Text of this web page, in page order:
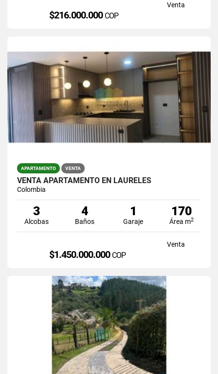
Venta
$216.000.000 COP
APARTAMENTO VENTA
VENTA APARTAMENTO EN LAURELES
Colombia
3
Alcobas
4
Baños
1
Garaje
170
Área m2
Venta
$1.450.000.000 COP